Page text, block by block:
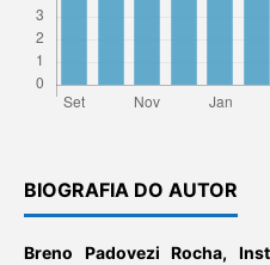
BIOGRAFIA DO AUTOR
Breno Padovezi Rocha,